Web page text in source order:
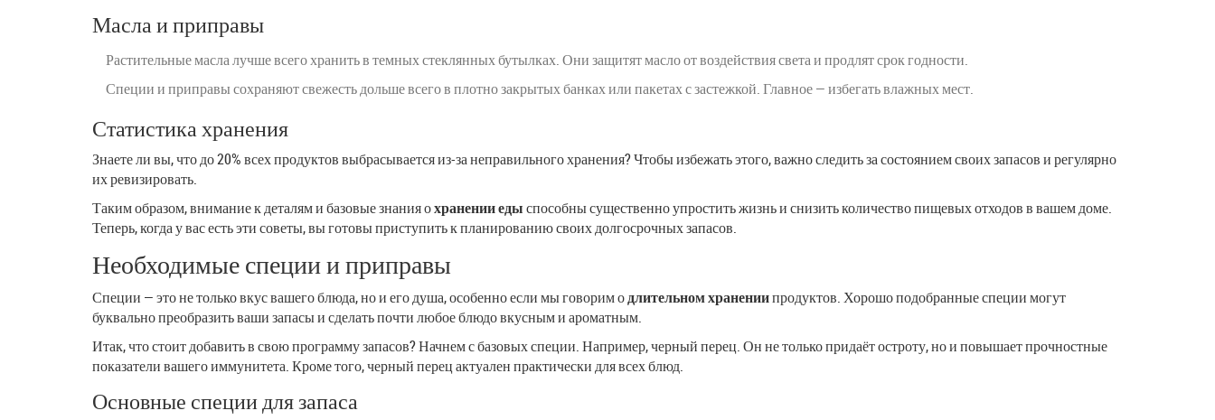
Масла и приправы
Растительные масла лучше всего хранить в темных стеклянных бутылках. Они защитят масло от воздействия света и продлят срок годности.
Специи и приправы сохраняют свежесть дольше всего в плотно закрытых банках или пакетах с застежкой. Главное — избегать влажных мест.
Статистика хранения
Знаете ли вы, что до 20% всех продуктов выбрасывается из-за неправильного хранения? Чтобы избежать этого, важно следить за состоянием своих запасов и регулярно
их ревизировать.
Таким образом, внимание к деталям и базовые знания охранении едыспособны существенно упростить жизнь и снизить количество пищевых отходов в вашем доме.
Теперь, когда у вас есть эти советы, вы готовы приступить к планированию своих долгосрочных запасов.
Необходимые специи и приправы
Специи — это не только вкус вашего блюда, но и его душа, особенно если мы говорим одлительном хранениипродуктов. Хорошо подобранные специи могут
буквально преобразить ваши запасы и сделать почти любое блюдо вкусным и ароматным.
Итак, что стоит добавить в свою программу запасов? Начнем с базовых специи. Например, черный перец. Он не только придаёт остроту, но и повышает прочностные
показатели вашего иммунитета. Кроме того, черный перец актуален практически для всех блюд.
Основные специи для запаса